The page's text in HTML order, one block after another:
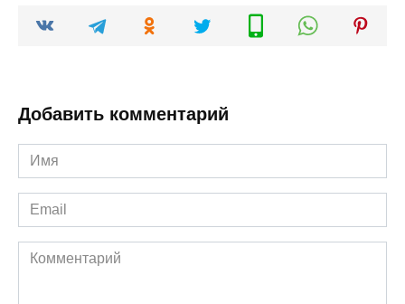
Добавить комментарий
Имя
*
Email
*
Комментарий